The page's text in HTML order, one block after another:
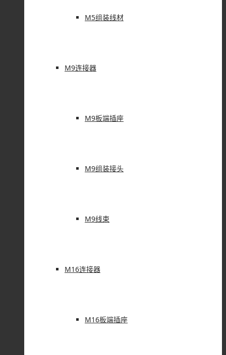
M5组装线材
M9连接器
M9板端插座
M9组装接头
M9线束
M16连接器
M16板端插座